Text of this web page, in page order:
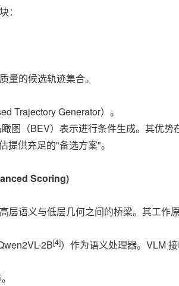
：
量的候选轨迹集合。
Trajectory Generator）。
图（BEV）表示进行条件生成。其优
提供充足的"备选方案"。
Scoring)
语义与低层几何之间的桥梁。其工作原
2B[4]）作为语义处理器。VLM 接